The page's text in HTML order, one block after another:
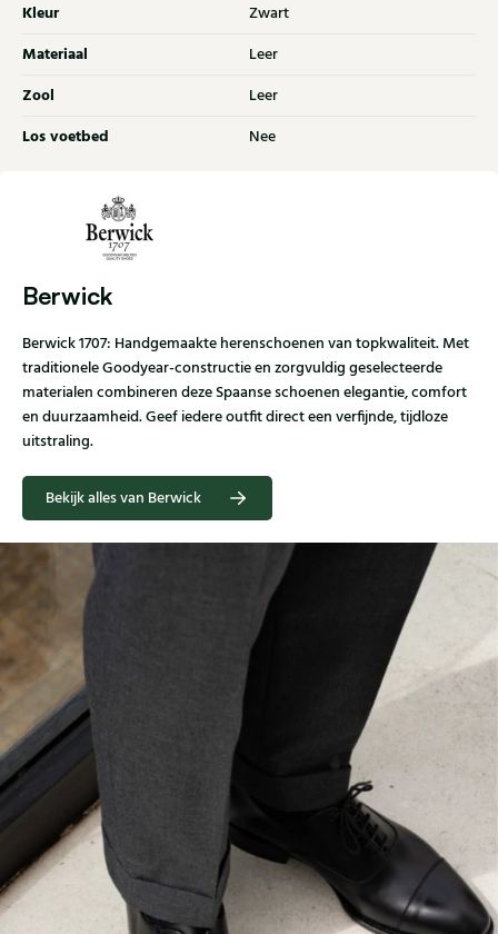
Kleur Zwart
Materiaal Leer
Zool Leer
Los voetbed Nee
Berwick
Berwick 1707: Handgemaakte herenschoenen van topkwaliteit. Met
traditionele Goodyear-constructie en zorgvuldig geselecteerde
materialen combineren deze Spaanse schoenen elegantie, comfort
en duurzaamheid. Geef iedere outfit direct een verfijnde, tijdloze
uitstraling.
Bekijk alles van Berwick